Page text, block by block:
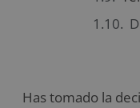
Has tomado la